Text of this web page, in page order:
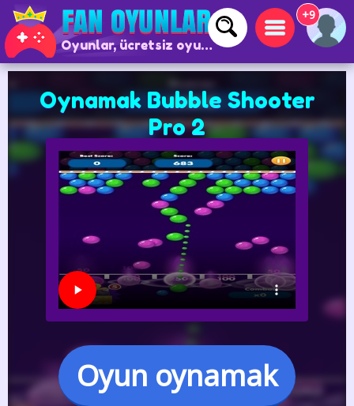
Oyunlar, ücretsiz oyunlar ve çevrimiçi oyunlar
+9
Oynamak Bubble Shooter
Pro 2
Oyun oynamak